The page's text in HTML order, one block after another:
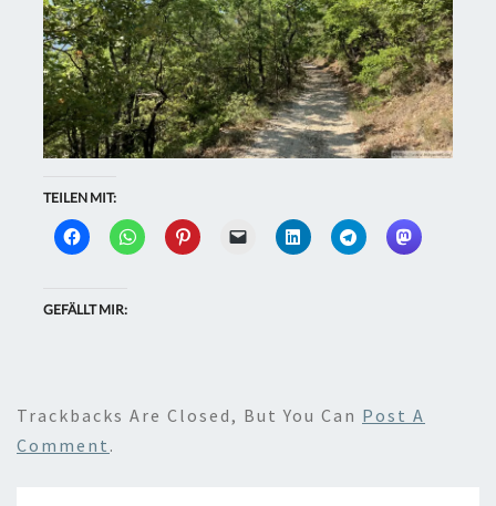
TEILEN MIT:
GEFÄLLT MIR:
Trackbacks Are Closed, But You Can Post A
Comment .